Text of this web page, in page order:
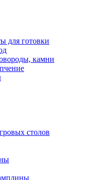
для готовки
камни
столов